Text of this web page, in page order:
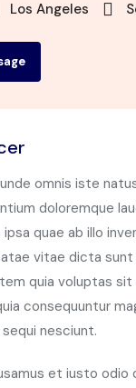
Los Angeles
omnis iste
doloremque
ipsa quae ab illo
vitae dicta sunt
quia voluptas
consequuntur
nesciunt.
et iusto odio